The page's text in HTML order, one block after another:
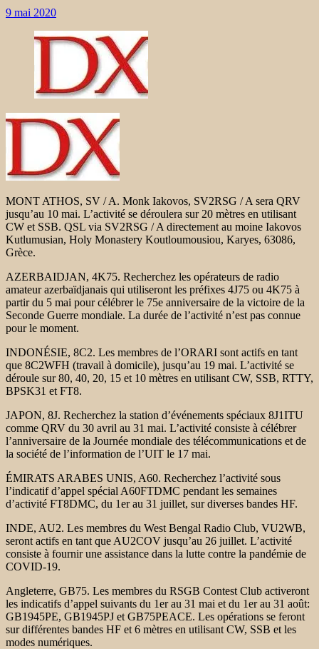
9 mai 2020
MONT ATHOS, SV / A. Monk Iakovos, SV2RSG / A sera QRV
jusqu’au 10 mai. L’activité se déroulera sur 20 mètres en utilisant
CW et SSB. QSL via SV2RSG / A directement au moine Iakovos
Kutlumusian, Holy Monastery Koutloumousiou, Karyes, 63086,
Grèce.
AZERBAIDJAN, 4K75. Recherchez les opérateurs de radio
amateur azerbaïdjanais qui utiliseront les préfixes 4J75 ou 4K75 à
partir du 5 mai pour célébrer le 75e anniversaire de la victoire de la
Seconde Guerre mondiale. La durée de l’activité n’est pas connue
pour le moment.
INDONÉSIE, 8C2. Les membres de l’ORARI sont actifs en tant
que 8C2WFH (travail à domicile), jusqu’au 19 mai. L’activité se
déroule sur 80, 40, 20, 15 et 10 mètres en utilisant CW, SSB, RTTY,
BPSK31 et FT8.
JAPON, 8J. Recherchez la station d’événements spéciaux 8J1ITU
comme QRV du 30 avril au 31 mai. L’activité consiste à célébrer
l’anniversaire de la Journée mondiale des télécommunications et de
la société de l’information de l’UIT le 17 mai.
ÉMIRATS ARABES UNIS, A60. Recherchez l’activité sous
l’indicatif d’appel spécial A60FTDMC pendant les semaines
d’activité FT8DMC, du 1er au 31 juillet, sur diverses bandes HF.
INDE, AU2. Les membres du West Bengal Radio Club, VU2WB,
seront actifs en tant que AU2COV jusqu’au 26 juillet. L’activité
consiste à fournir une assistance dans la lutte contre la pandémie de
COVID-19.
Angleterre, GB75. Les membres du RSGB Contest Club activeront
les indicatifs d’appel suivants du 1er au 31 mai et du 1er au 31 août:
GB1945PE, GB1945PJ et GB75PEACE. Les opérations se feront
sur différentes bandes HF et 6 mètres en utilisant CW, SSB et les
modes numériques.